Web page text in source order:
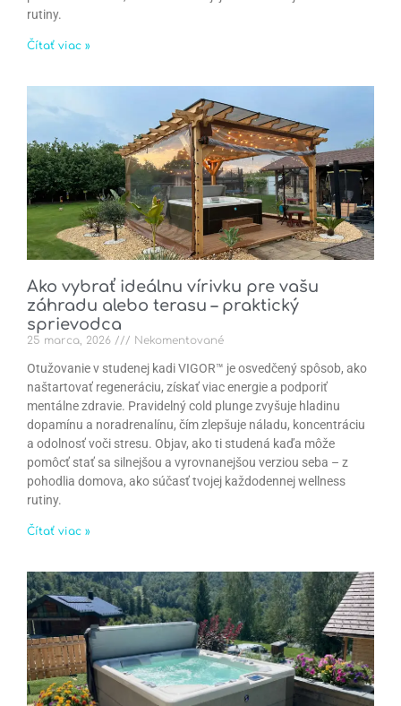
rutiny.
Čítať viac »
Ako vybrať ideálnu vírivku pre vašu
záhradu alebo terasu – praktický
sprievodca
25 marca, 2026 Nekomentované
Otužovanie v studenej kadi VIGOR™ je osvedčený spôsob, ako
naštartovať regeneráciu, získať viac energie a podporiť
mentálne zdravie. Pravidelný cold plunge zvyšuje hladinu
dopamínu a noradrenalínu, čím zlepšuje náladu, koncentráciu
a odolnosť voči stresu. Objav, ako ti studená kaďa môže
pomôcť stať sa silnejšou a vyrovnanejšou verziou seba – z
pohodlia domova, ako súčasť tvojej každodennej wellness
rutiny.
Čítať viac »